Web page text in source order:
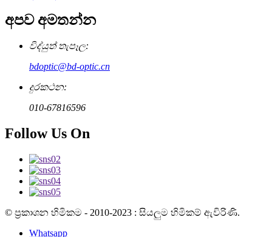
අපව අමතන්න
විද්යුත් තැපෑල:
bdoptic@bd-optic.cn
දුරකථන:
010-67816596
Follow Us On
© ප්‍රකාශන හිමිකම - 2010-2023 : සියලුම හිමිකම් ඇවිරිණි.
Whatsapp